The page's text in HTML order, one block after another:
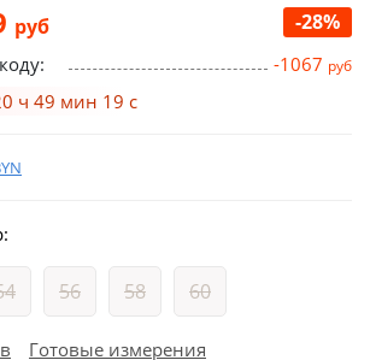
руб -28%
-1067 руб
ч 49 мин 18 с
56 58 60
Готовые измерения